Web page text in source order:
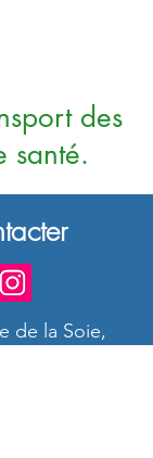
des
santé.
de la Soie,